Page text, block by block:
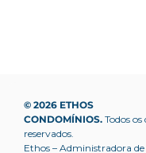
© 2026 ETHOS
CONDOMÍNIOS. Todos
reservados.
Ethos – Administradora de